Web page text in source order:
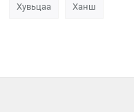
Хувьцаа Ханш